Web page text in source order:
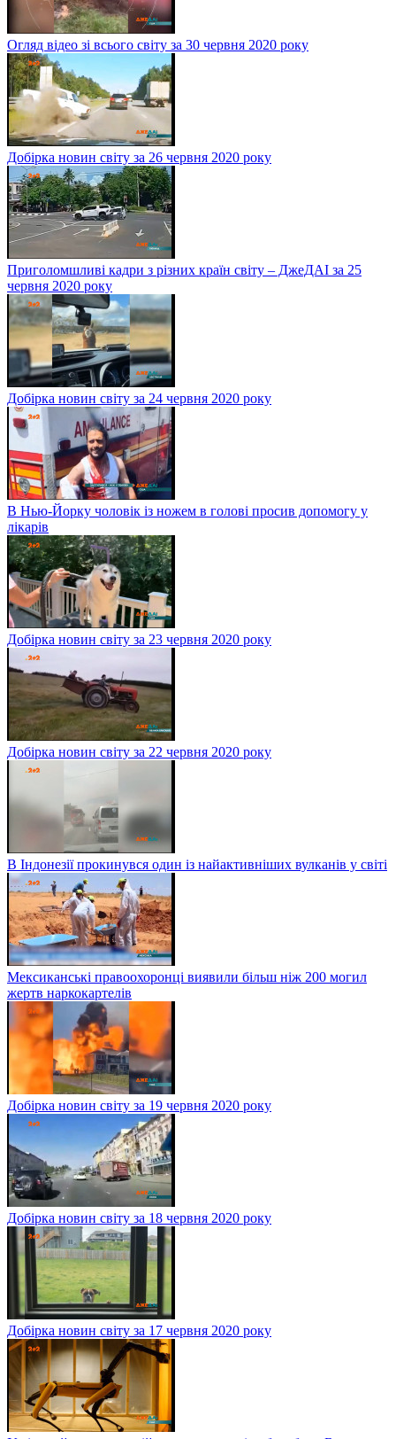
Огляд відео зі всього світу за 30 червня 2020 року
Добірка новин світу за 26 червня 2020 року
Приголомшливі кадри з різних країн світу – ДжеДАІ за 25
червня 2020 року
Добірка новин світу за 24 червня 2020 року
В Нью-Йорку чоловік із ножем в голові просив допомогу у
лікарів
Добірка новин світу за 23 червня 2020 року
Добірка новин світу за 22 червня 2020 року
В Індонезії прокинувся один із найактивніших вулканів у світі
Мексиканські правоохоронці виявили більш ніж 200 могил
жертв наркокартелів
Добірка новин світу за 19 червня 2020 року
Добірка новин світу за 18 червня 2020 року
Добірка новин світу за 17 червня 2020 року